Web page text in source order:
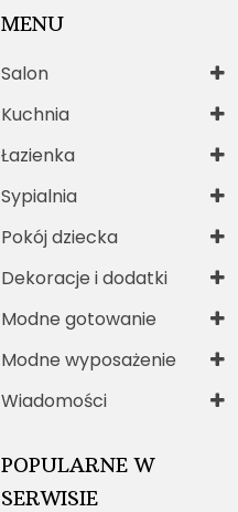
MENU
Salon
Kuchnia
Łazienka
Sypialnia
Pokój dziecka
Dekoracje i dodatki
Modne gotowanie
Modne wyposażenie
Wiadomości
POPULARNE W
SERWISIE